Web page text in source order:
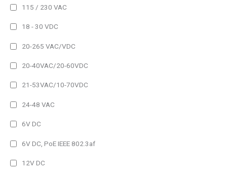
1h
2h
3h
Frame Type del producto
Other
No permanente
115 / 230 VAC
18 - 30 VDC
20-265 VAC/VDC
20-40VAC/20-60VDC
21-53VAC/10-70VDC
24-48 VAC
6V DC
6V DC, PoE IEEE 802.3af
12V DC